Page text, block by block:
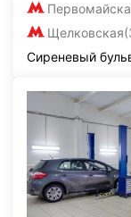
Щелковская
Сиреневый